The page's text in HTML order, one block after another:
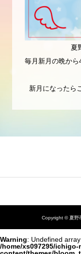
夏
毎月新月の晩か
新月になったら
Copyright ©夏野
Warning: Undefined
/home/xs097295/